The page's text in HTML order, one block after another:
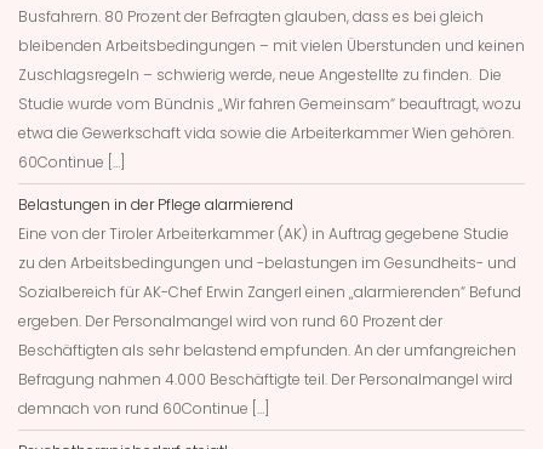
Busfahrern. 80 Prozent der Befragten glauben, dass es bei gleich
bleibenden Arbeitsbedingungen – mit vielen Überstunden und keinen
Zuschlagsregeln – schwierig werde, neue Angestellte zu finden. Die
Studie wurde vom Bündnis „Wir fahren Gemeinsam“ beauftragt, wozu
etwa die Gewerkschaft vida sowie die Arbeiterkammer Wien gehören.
60Continue […]
Belastungen in der Pflege alarmierend
Eine von der Tiroler Arbeiterkammer (AK) in Auftrag gegebene Studie
zu den Arbeitsbedingungen und -belastungen im Gesundheits- und
Sozialbereich für AK-Chef Erwin Zangerl einen „alarmierenden“ Befund
ergeben. Der Personalmangel wird von rund 60 Prozent der
Beschäftigten als sehr belastend empfunden. An der umfangreichen
Befragung nahmen 4.000 Beschäftigte teil. Der Personalmangel wird
demnach von rund 60Continue […]